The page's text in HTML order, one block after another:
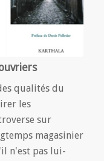
qualités du
les
sur
magasinier
n'est pas lui-